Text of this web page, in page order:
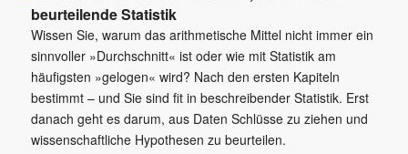
beurteilende Statistik
Wissen Sie, warum das arithmetische Mittel nicht immer ein
sinnvoller »Durchschnitt« ist oder wie mit Statistik am
häufigsten »gelogen« wird? Nach den ersten Kapiteln
bestimmt – und Sie sind fit in beschreibender Statistik. Erst
danach geht es darum, aus Daten Schlüsse zu ziehen und
wissenschaftliche Hypothesen zu beurteilen.